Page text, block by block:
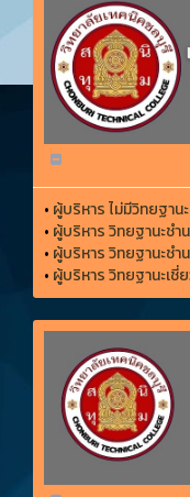
• ผู้บริหาร ไม่มีวิทยฐานะ
• ผู้บริหาร วิทยฐานะช
• ผู้บริหาร วิทยฐานะช
• ผู้บริหาร วิทยฐานะเ